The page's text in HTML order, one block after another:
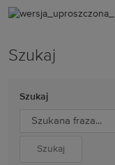
Szukaj
Szukaj